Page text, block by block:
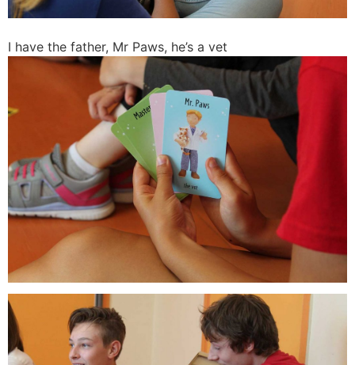
I have the father, Mr Paws, he’s a vet